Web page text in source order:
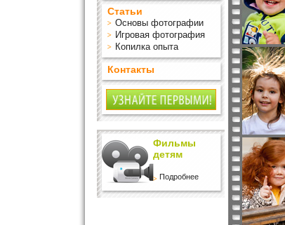
Статьи
Основы фотографии
Игровая фотография
Копилка опыта
Контакты
Фильмы
детям
Подробнее